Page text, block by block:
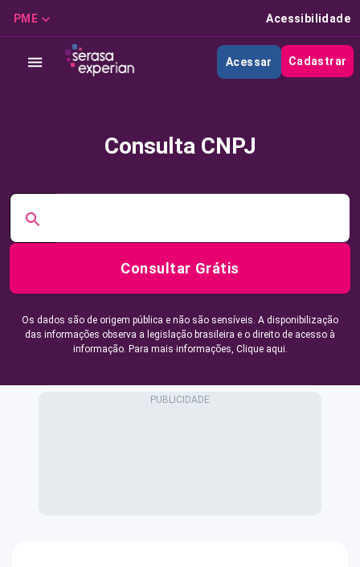
PME Acessibilidade
Acessar Cadastrar
Consulta CNPJ
Consultar Grátis
Os dados são de origem pública e não são sensíveis. A disponibilização
das informações observa a legislação brasileira e o direito de acesso à
informação. Para mais informações, Clique aqui.